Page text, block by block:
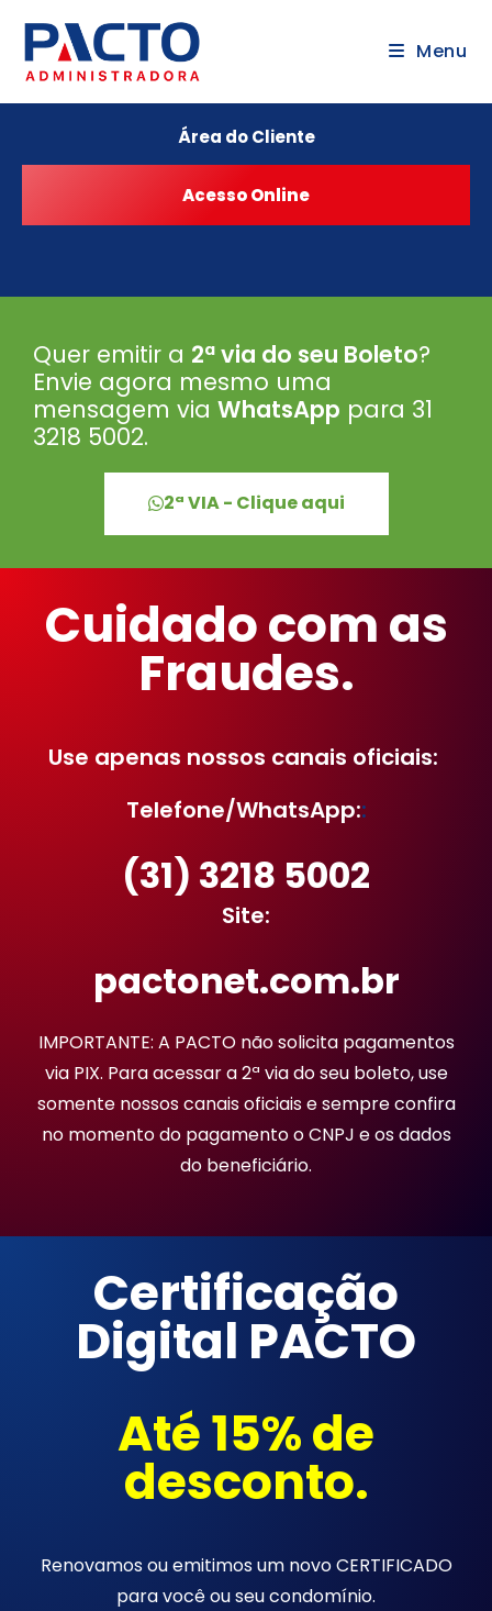
Menu
Área do Cliente
Quer emitir a 2ª via do seu Boleto?
Envie agora mesmo uma
mensagem via WhatsApp para 31
3218 5002.
2ª VIA - Clique aqui
Cuidado com as
Fraudes.
Use apenas nossos canais oficiais:
Telefone/WhatsApp::
(31) 3218 5002
Site:
pactonet.com.br
IMPORTANTE: A PACTO não solicita pagamentos
via PIX. Para acessar a 2ª via do seu boleto, use
somente nossos canais oficiais e sempre confira
no momento do pagamento o CNPJ e os dados
do beneficiário.
Certificação
Digital PACTO
Até 15% de
desconto.
Renovamos ou emitimos um novo CERTIFICADO
para você ou seu condomínio.